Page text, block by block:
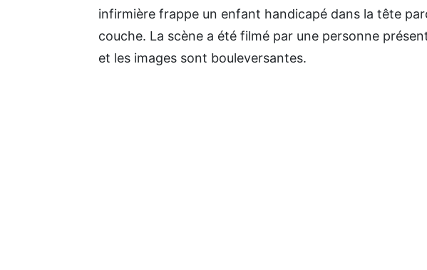
infirmière frappe un enfant handicapé dans la tête
couche. La scène a été filmé par une personne
et les images sont bouleversantes.